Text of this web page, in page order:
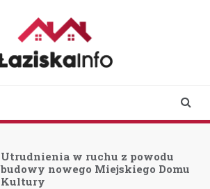
Utrudnienia w ruchu z powodu
budowy nowego Miejskiego Domu
Kultury